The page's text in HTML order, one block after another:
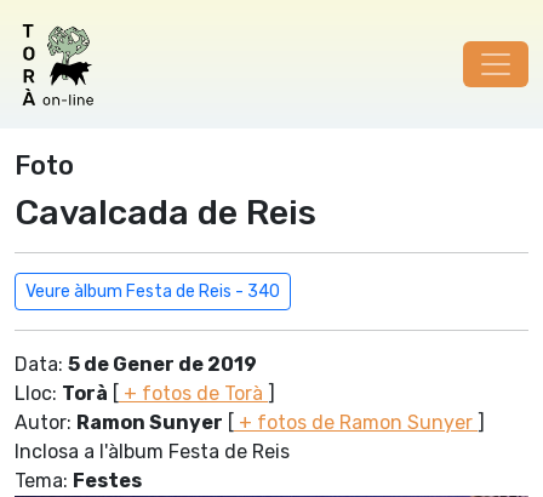
Foto
Cavalcada de Reis
Veure àlbum Festa de Reis - 340
Data: 5 de Gener de 2019
Lloc: Torà [ + fotos de Torà ]
Autor: Ramon Sunyer [ + fotos de Ramon Sunyer ]
Inclosa a l'àlbum Festa de Reis
Tema: Festes